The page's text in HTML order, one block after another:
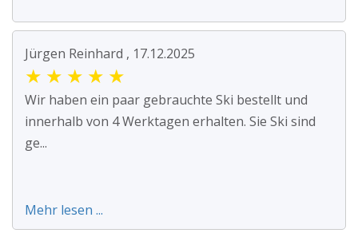
Jürgen Reinhard , 17.12.2025
★ ★ ★ ★ ★
Wir haben ein paar gebrauchte Ski bestellt und
innerhalb von 4 Werktagen erhalten. Sie Ski sind
ge...
Mehr lesen ...